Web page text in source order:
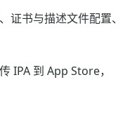
证书与描述文件配置、
IPA 到 App Store，